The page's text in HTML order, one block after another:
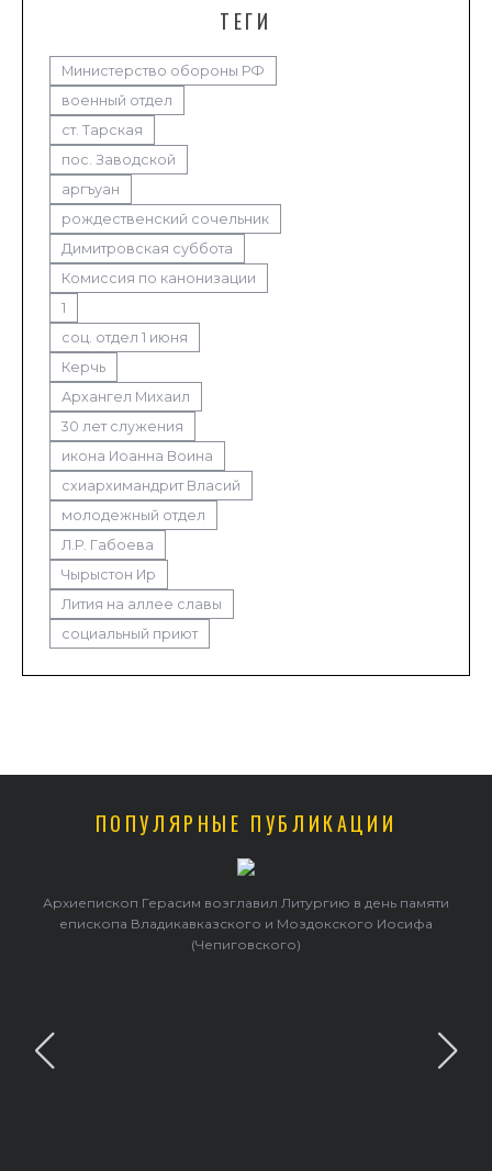
ТЕГИ
Министерство обороны РФ
военный отдел
ст. Тарская
пос. Заводской
аргъуан
рождественский сочельник
Димитровская суббота
Комиссия по канонизации
1
соц. отдел 1 июня
Керчь
Архангел Михаил
30 лет служения
икона Иоанна Воина
схиархимандрит Власий
молодежный отдел
Л.Р. Габоева
Чырыстон Ир
Лития на аллее славы
социальный приют
ПОПУЛЯРНЫЕ ПУБЛИКАЦИИ
Архиепископ Герасим возглавил Литургию в день памяти
епископа Владикавказского и Моздокского Иосифа
(Чепиговского)